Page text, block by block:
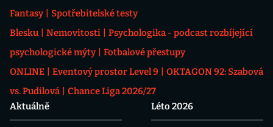
Fantasy
Spotřebitelské testy
Blesku
Nemovitosti
Psychologika - podcast rozbíjející
psychologické mýty
Fotbalové přestupy
ONLINE
Eventový prostor Level 9
OKTAGON 92: Szabová
vs. Pudilová
Chance Liga 2026/27
Aktuálně
Léto 2026